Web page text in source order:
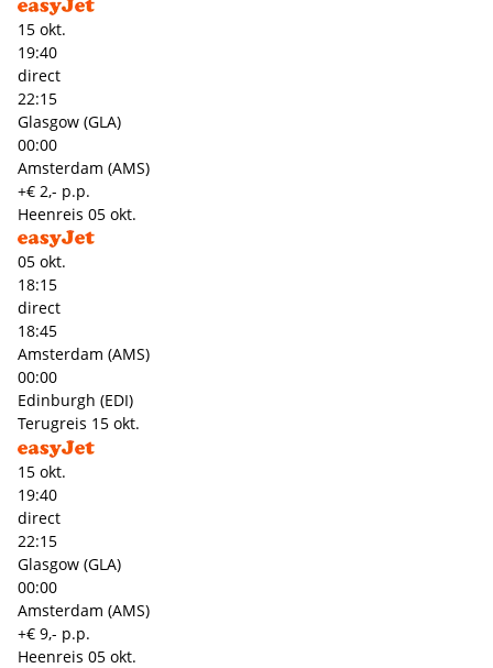
15 okt.
19:40
direct
22:15
Glasgow (GLA)
00:00
Amsterdam (AMS)
+€ 2,- p.p.
Heenreis 05 okt.
05 okt.
18:15
direct
18:45
Amsterdam (AMS)
00:00
Edinburgh (EDI)
Terugreis 15 okt.
15 okt.
19:40
direct
22:15
Glasgow (GLA)
00:00
Amsterdam (AMS)
+€ 9,- p.p.
Heenreis 05 okt.